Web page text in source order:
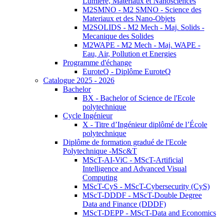
M2SMNO - M2 SMNO - Science des
Materiaux et des Nano-Objets
M2SOLIDS - M2 Mech - Maj. Solids -
Mecanique des Solides
M2WAPE - M2 Mech - Maj. WAPE -
Eau, Air, Pollution et Energies
Programme d'échange
EuroteQ - Diplôme EuroteQ
Catalogue 2025 - 2026
Bachelor
BX - Bachelor of Science de l'Ecole
polytechnique
Cycle Ingénieur
X - Titre d’Ingénieur diplômé de l’École
polytechnique
Diplôme de formation gradué de l'Ecole
Polytechnique -MSc&T
MScT-AI-ViC - MScT-Artificial
Intelligence and Advanced Visual
Computing
MScT-CyS - MScT-Cybersecurity (CyS)
MScT-DDDF - MScT-Double Degree
Data and Finance (DDDF)
MScT-DEPP - MScT-Data and Economics